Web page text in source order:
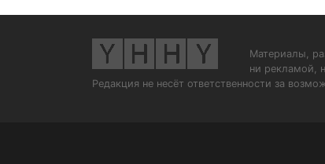
Материалы,
ни рекламой,
Редакция не несёт ответственности за